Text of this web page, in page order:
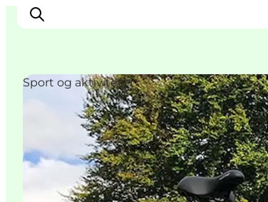
Oplev Nyborg
Outdoor
Det sker i Nyborg
Sprogø
Sport og aktiviteter